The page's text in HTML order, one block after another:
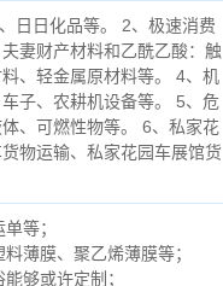
日日化品等。 2、极速消费
妻财产材料和乙酰乙酸：触
、轻金属原材料等。 4、机
子、农耕机设备等。 5、危
、可燃性物等。 6、私家花
物运输、私家花园车展馆货
等；
薄膜、聚乙烯薄膜等；
够或许定制；